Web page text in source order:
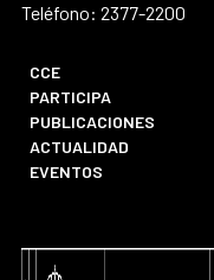
Teléfono: 2377-2200
CCE
PARTICIPA
PUBLICACIONES
ACTUALIDAD
EVENTOS